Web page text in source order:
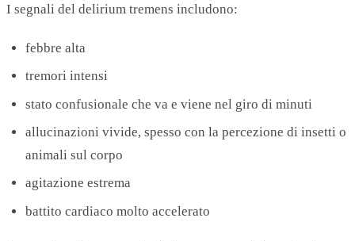
I segnali del delirium tremens includono:
febbre alta
tremori intensi
stato confusionale che va e viene nel giro di minuti
allucinazioni vivide, spesso con la percezione di insetti o
animali sul corpo
agitazione estrema
battito cardiaco molto accelerato